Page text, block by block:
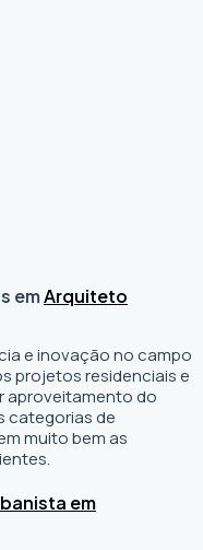
emArquiteto
e inovação no campo
projetos residenciais e
aproveitamento do
categorias de
muito bem as
em